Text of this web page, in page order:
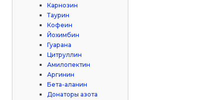
Карнозин
Таурин
Кофеин
Йохимбин
Гуарана
Цитруллин
Амилопектин
Аргинин
Бета-аланин
Донаторы азота